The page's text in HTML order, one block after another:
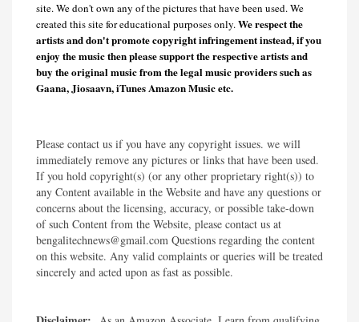
site. We don't own any of the pictures that have been used. We
created this site for educational purposes only.We respect the
artists and don't promote copyright infringement instead, if you
enjoy the music then please support the respective artists and
buy the original music from the legal music providers such as
Gaana, Jiosaavn, iTunes Amazon Music etc.
Please contact us if you have any copyright issues. we will
immediately remove any pictures or links that have been used.
If you hold copyright(s) (or any other proprietary right(s)) to
any Content available in the Website and have any questions or
concerns about the licensing, accuracy, or possible take-down
of such Content from the Website, please contact us at
bengalitechnews@gmail.com Questions regarding the content
on this website. Any valid complaints or queries will be treated
sincerely and acted upon as fast as possible.​